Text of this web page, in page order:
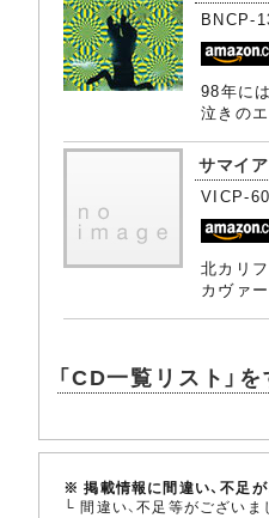
BNCP-
98年に
泣きの
サマイ
VICP-
北カリ
カヴァ
「CD一覧リスト」
※ 掲載情報に間違い、不足
└ 間違い、不足等がございま